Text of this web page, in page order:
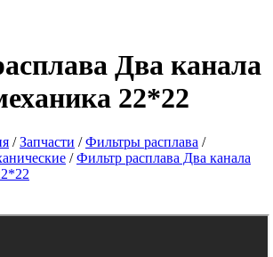
Два канала
22*22
/Запчасти /Фильтры расплава /
/Фильтр расплава Два канала